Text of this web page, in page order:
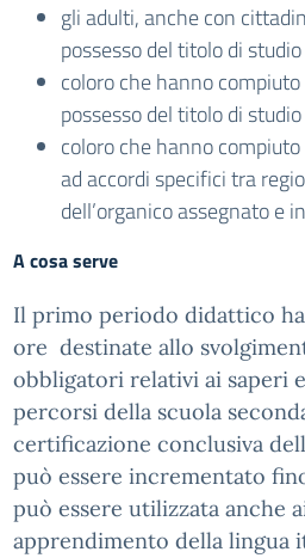
gli adulti, anche con
possesso del titolo di
coloro che hanno
possesso del titolo di
coloro che hanno
ad accordi specifici tra
dell’organico assegnato e
A cosa serve
Il primo periodo didattico
ore destinate allo
obbligatori relativi ai saperi
percorsi della scuola
certificazione conclusiva
può essere incrementato
può essere utilizzata anche
apprendimento della lingua